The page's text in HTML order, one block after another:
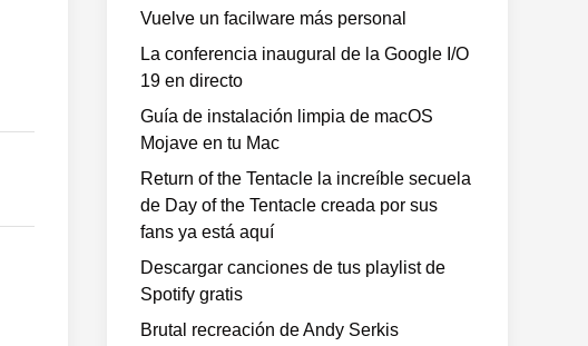
Vuelve un facilware más personal
La conferencia inaugural de la Google I/O
19 en directo
Guía de instalación limpia de macOS
Mojave en tu Mac
Return of the Tentacle la increíble secuela
de Day of the Tentacle creada por sus
fans ya está aquí
Descargar canciones de tus playlist de
Spotify gratis
Brutal recreación de Andy Serkis